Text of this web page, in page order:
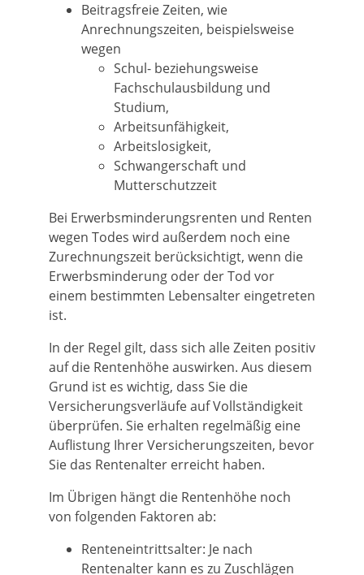
Beitragsfreie Zeiten, wie
Anrechnungszeiten, beispielsweise
wegen
Schul- beziehungsweise
Fachschulausbildung und
Studium,
Arbeitsunfähigkeit,
Arbeitslosigkeit,
Schwangerschaft und
Mutterschutzzeit
Bei Erwerbsminderungsrenten und Renten
wegen Todes wird außerdem noch eine
Zurechnungszeit berücksichtigt, wenn die
Erwerbsminderung oder der Tod vor
einem bestimmten Lebensalter eingetreten
ist.
In der Regel gilt, dass sich alle Zeiten positiv
auf die Rentenhöhe auswirken. Aus diesem
Grund ist es wichtig, dass Sie die
Versicherungsverläufe auf Vollständigkeit
überprüfen. Sie erhalten regelmäßig eine
Auflistung Ihrer Versicherungszeiten, bevor
Sie das Rentenalter erreicht haben.
Im Übrigen hängt die Rentenhöhe noch
von folgenden Faktoren ab:
Renteneintrittsalter: Je nach
Rentenalter kann es zu Zuschlägen